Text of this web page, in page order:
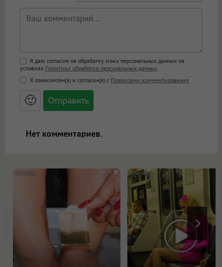
Поддержка HTML
<b>, <strong>, <u>, <i>, <em>, <s>, <big>,
<small>, <sup>, <sub>, <pre>, <ul>, <ol>, <li>,
<blockquote>, <code> экранирует HTML,
адреса URL автоматически становятся
ссылками, и [img]адрес[/img] будет
Я даю согласие на обработку моих персональных данных на
условиях Политики обработки персональных данных
Я ознакомлен(а) и согласен(а) с Правилами комментирования
🙂
Нет комментариев.
i